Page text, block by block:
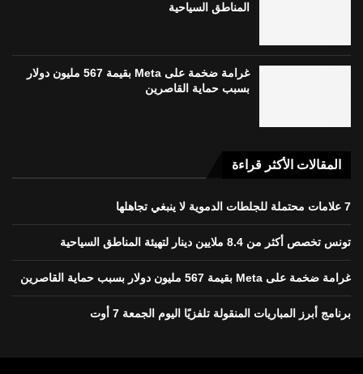
المناطق السياحية
غرامة ضخمة على Meta بقيمة 567 مليون دولار
بسبب حماية القاصرين
المقالات الأكثر قراءة
7 علامات محتملة للجلطات الدموية لا ينبغي تجاهلها
تونس تخصص أكثر من 8.4 ملايين دينار لتهيئة المناطق السياحية
غرامة ضخمة على Meta بقيمة 567 مليون دولار بسبب حماية القاصرين
برنامج أبرز المباريات المنقولة تلفزيًا اليوم الجمعة 7 أوت